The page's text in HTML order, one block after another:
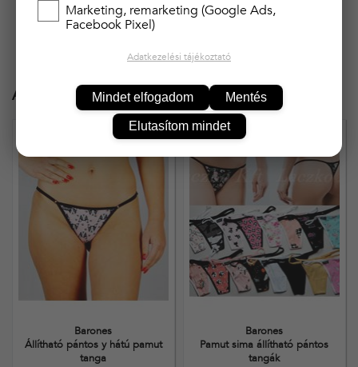
Ajánlott termékek
Barones
Állítható pántos y hátú pamut
tanga
Barones
Pamut sima állítható pántos
tangák
Marketing, remarketing (Google Ads,
Facebook Pixel)
Adatkezelési tájékoztató
Mindet elfogadom Mentés
Elutasítom mindet